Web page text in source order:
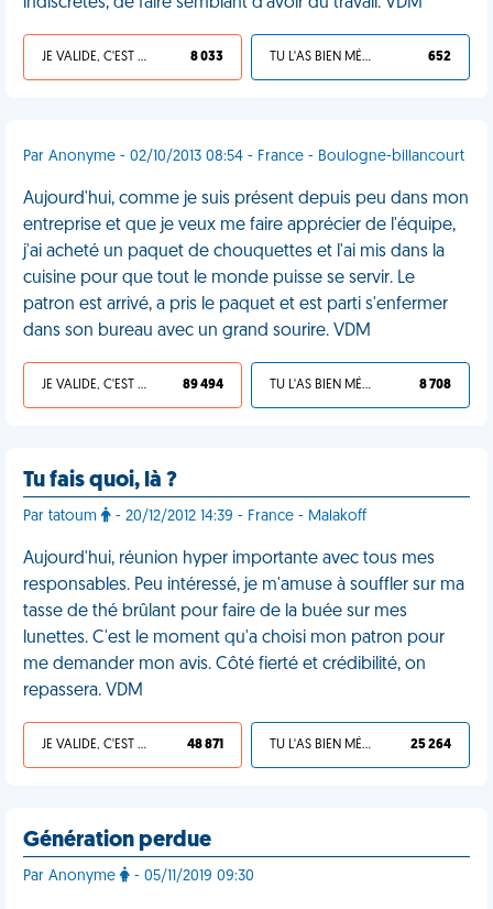
JE VALIDE, C'EST UNE VDM 8 033 TU L'AS BIEN MÉRITÉ 652
Par Anonyme - 02/10/2013 08:54 - France - Boulogne-billancourt
Aujourd'hui, comme je suis présent depuis peu dans mon
entreprise et que je veux me faire apprécier de l'équipe,
j'ai acheté un paquet de chouquettes et l'ai mis dans la
cuisine pour que tout le monde puisse se servir. Le
patron est arrivé, a pris le paquet et est parti s'enfermer
dans son bureau avec un grand sourire. VDM
JE VALIDE, C'EST UNE VDM 89 494 TU L'AS BIEN MÉRITÉ 8 708
Tu fais quoi, là ?
Par tatoum - 20/12/2012 14:39 - France - Malakoff
Aujourd'hui, réunion hyper importante avec tous mes
responsables. Peu intéressé, je m'amuse à souffler sur ma
tasse de thé brûlant pour faire de la buée sur mes
lunettes. C'est le moment qu'a choisi mon patron pour
me demander mon avis. Côté fierté et crédibilité, on
repassera. VDM
JE VALIDE, C'EST UNE VDM 48 871 TU L'AS BIEN MÉRITÉ 25 264
Génération perdue
Par Anonyme - 05/11/2019 09:30